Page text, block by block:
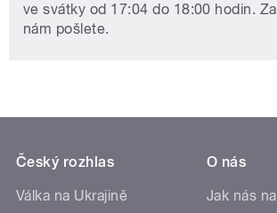
ve svátky od 17:04 do 18:00 hodin.
nám pošlete.
Český rozhlas
Válka na Ukrajině
O nás
Jak nás